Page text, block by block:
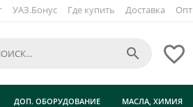
УАЗ.Бонус Где купить Доставка Опт


ДОП. ОБОРУДОВАНИЕ МАСЛА, ХИМИЯ